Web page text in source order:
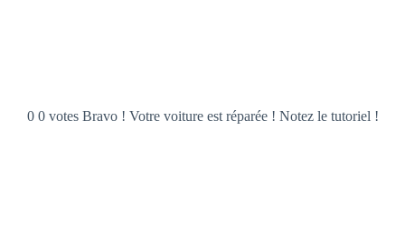
0 0 votes Bravo ! Votre voiture est réparée ! Notez le tutoriel !